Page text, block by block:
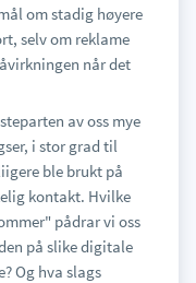
om stadig høyere
selv om reklame
når det
av oss mye
i stor grad til
ble brukt på
kontakt. Hvilke
pådrar vi oss
på slike digitale
Og hva slags